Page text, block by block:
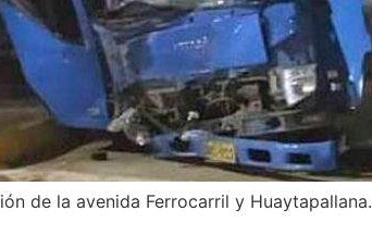
de la avenida Ferrocarril y Huaytapallana.